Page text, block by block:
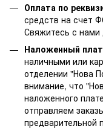
Оплата по
средств на счет
Свяжитесь с нами
Наложенный
наличными или
отделении "Нова
внимание, что
наложенного
отправляем
предварительной